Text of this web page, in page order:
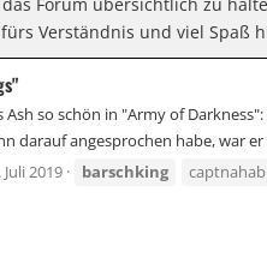
Verständnis und viel Spaß
Ash so schön in "Army of
darauf angesprochen habe, war
Juli 2019 barschking